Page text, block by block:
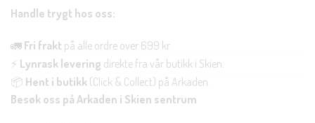
Handle trygt hos oss:
🚛 Fri frakt på alle ordre over 699 kr.
⚡ Lynrask levering direkte fra vår butikk i Skien.
📦 Hent i butikk (Click & Collect) på Arkaden.
Besøk oss på Arkaden i Skien sentrum